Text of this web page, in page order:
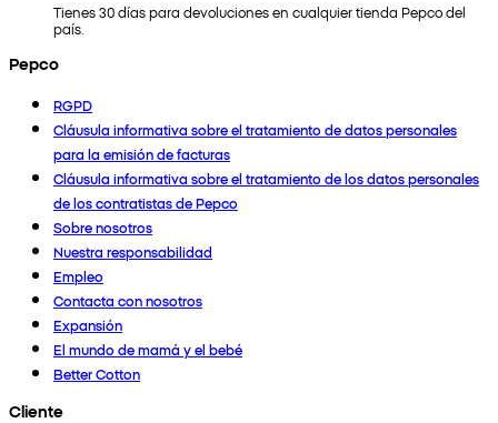
Tienes 30 días para devoluciones en cualquier tienda Pepco del
país.
Pepco
RGPD
Cláusula informativa sobre el tratamiento de datos personales
para la emisión de facturas
Cláusula informativa sobre el tratamiento de los datos personales
de los contratistas de Pepco
Sobre nosotros
Nuestra responsabilidad
Empleo
Contacta con nosotros
Expansión
El mundo de mamá y el bebé
Better Cotton
Cliente